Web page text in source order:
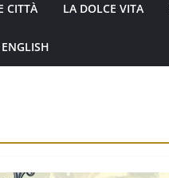
CITTÀ LA DOLCE VITA